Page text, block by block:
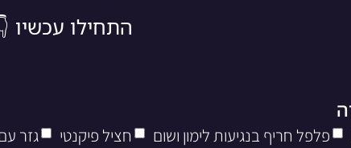
התחילו עכשיו
פלפל חריף בנגיעות לימון ושום חציל פיקנטי גזר